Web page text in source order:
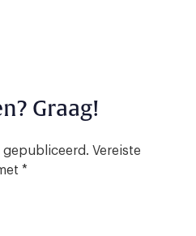
Graag!
gepubliceerd. Vereiste
*